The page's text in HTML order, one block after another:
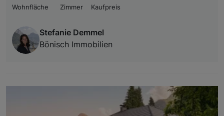
Wohnfläche
Zimmer Kaufpreis
Stefanie Demmel
Bönisch Immobilien